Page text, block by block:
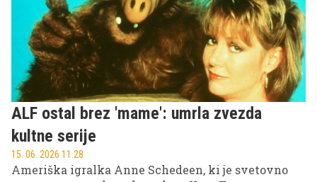
ALF ostal brez 'mame': umrla zvezda
kultne serije
15. 06. 2026 11.28
Ameriška igralka Anne Schedeen, ki je svetovno